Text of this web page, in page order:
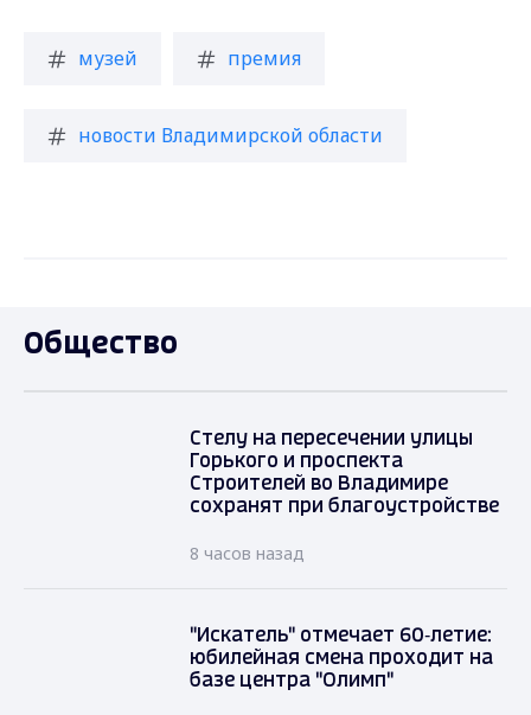
музей премия
новости Владимирской области
Общество
Стелу на пересечении улицы
Горького и проспекта
Строителей во Владимире
сохранят при благоустройстве
8 часов назад
"Искатель" отмечает 60‑летие:
юбилейная смена проходит на
базе центра "Олимп"